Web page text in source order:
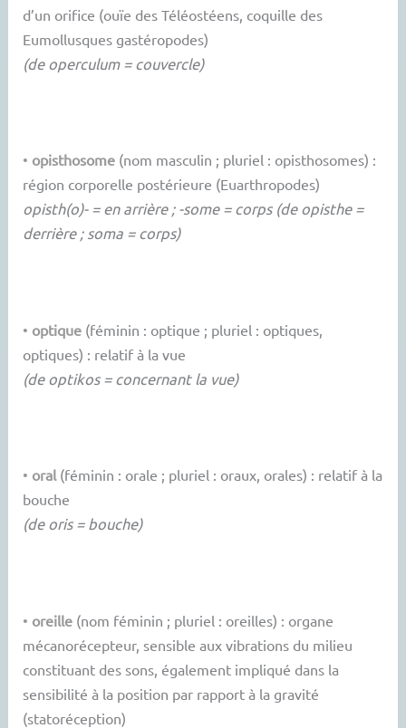
d’un orifice (ouïe des Téléostéens, coquille des
Eumollusques gastéropodes)
(de operculum = couvercle)
• opisthosome (nom masculin ; pluriel : opisthosomes) :
région corporelle postérieure (Euarthropodes)
opisth(o)- = en arrière ; -some = corps (de opisthe =
derrière ; soma = corps)
• optique (féminin : optique ; pluriel : optiques,
optiques) : relatif à la vue
(de optikos = concernant la vue)
• oral(féminin : orale ; pluriel : oraux, orales) : relatif à la
bouche
(de oris = bouche)
• oreille (nom féminin ; pluriel : oreilles) : organe
mécanorécepteur, sensible aux vibrations du milieu
constituant des sons, également impliqué dans la
sensibilité à la position par rapport à la gravité
(statoréception)